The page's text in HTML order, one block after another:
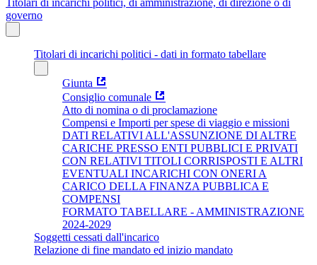
governo
Titolari di incarichi politici - dati in formato tabellare
Giunta
Consiglio comunale
Atto di nomina o di proclamazione
Compensi e Importi per spese di viaggio e missioni
DATI RELATIVI ALL'ASSUNZIONE DI ALTRE
CARICHE PRESSO ENTI PUBBLICI E PRIVATI
CON RELATIVI TITOLI CORRISPOSTI E ALTRI
EVENTUALI INCARICHI CON ONERI A
CARICO DELLA FINANZA PUBBLICA E
COMPENSI
FORMATO TABELLARE - AMMINISTRAZIONE
2024-2029
Soggetti cessati dall'incarico
Relazione di fine mandato ed inizio mandato